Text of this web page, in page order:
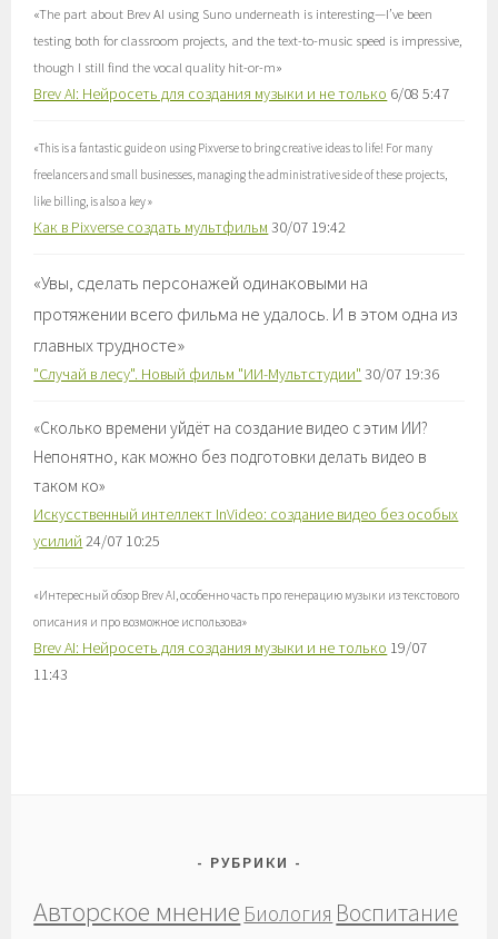
«The part about Brev AI using Suno underneath is interesting—I’ve been
testing both for classroom projects, and the text-to-music speed is impressive,
though I still find the vocal quality hit-or-m»
Brev AI: Нейросеть для создания музыки и не только 6/08 5:47
«This is a fantastic guide on using Pixverse to bring creative ideas to life! For many
freelancers and small businesses, managing the administrative side of these projects,
like billing, is also a key»
Как в Pixverse создать мультфильм 30/07 19:42
«Увы, сделать персонажей одинаковыми на
протяжении всего фильма не удалось. И в этом одна из
главных трудносте»
"Случай в лесу". Новый фильм "ИИ-Мультстудии" 30/07 19:36
«Сколько времени уйдёт на создание видео с этим ИИ?
Непонятно, как можно без подготовки делать видео в
таком ко»
Искусственный интеллект InVideo: создание видео без особых
усилий 24/07 10:25
«Интересный обзор Brev AI, особенно часть про генерацию музыки из текстового
описания и про возможное использова»
Brev AI: Нейросеть для создания музыки и не только 19/07
11:43
РУБРИКИ
Авторское мнение Биология Воспитание